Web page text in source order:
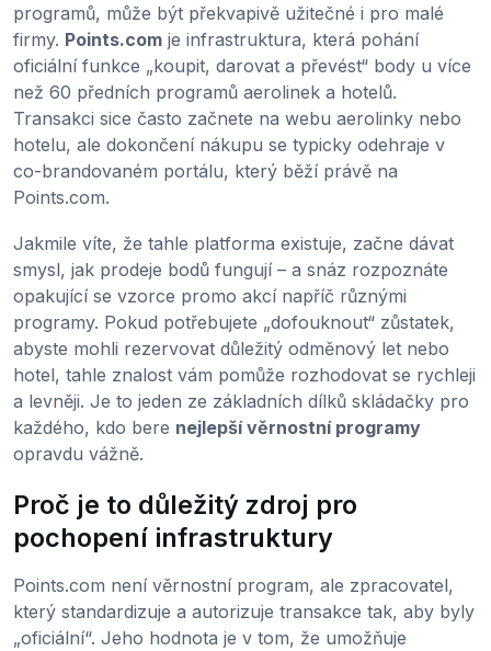
programů, může být překvapivě užitečné i pro malé
firmy. Points.com je infrastruktura, která pohání
oficiální funkce „koupit, darovat a převést“ body u více
než 60 předních programů aerolinek a hotelů.
Transakci sice často začnete na webu aerolinky nebo
hotelu, ale dokončení nákupu se typicky odehraje v
co-brandovaném portálu, který běží právě na
Points.com.
Jakmile víte, že tahle platforma existuje, začne dávat
smysl, jak prodeje bodů fungují – a snáz rozpoznáte
opakující se vzorce promo akcí napříč různými
programy. Pokud potřebujete „dofouknout“ zůstatek,
abyste mohli rezervovat důležitý odměnový let nebo
hotel, tahle znalost vám pomůže rozhodovat se rychleji
a levněji. Je to jeden ze základních dílků skládačky pro
každého, kdo bere nejlepší věrnostní programy
opravdu vážně.
Proč je to důležitý zdroj pro
pochopení infrastruktury
Points.com není věrnostní program, ale zpracovatel,
který standardizuje a autorizuje transakce tak, aby byly
„oficiální“. Jeho hodnota je v tom, že umožňuje